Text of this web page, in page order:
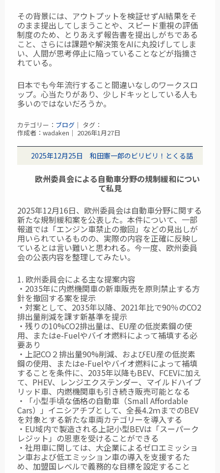
その背景には、アウトプットを検証せずAI結果をそ
のまま提出してしまうことや、スピード重視の評価
制度のため、とりあえず報告書を提出しがちである
こと、さらには課題や解決策をAIに丸投げしてしま
い、人間が思考停止に陥っていることなどが指摘さ
れている。
日本でも今年流行すること間違いなしのワークスロ
ップ。心当たりがあり、少しドキッとしている人も
多いのではないだろうか。
カテゴリー： ブログ ｜ タグ：
作成者：wadaken｜ 2026年1月27日
2025年12月25日 和田憲一郎のビリビリ！とくる話
欧州委員会による自動車分野の規制緩和につい
て私見
2025年12月16日、欧州委員会は自動車分野に関する
新たな規制緩和案を公表した。本件について、一部
報道では「エンジン車禁止の撤回」などの見出しが
用いられているものの、実際の内容を正確に反映し
ているとは言い難いと思われる。今一度、欧州委員
会の公表内容を整理してみたい。
1. 欧州委員会による主な提案内容
・2035年に内燃機関車の新車販売を原則禁止する方
針を撤回する案を提示
・対案として、2035年以降、2021年比で90％のCO2
排出量削減を課す新基準を提示
・残りの10%CO2排出量は、EU産の低炭素鋼の使
用、またはe-Fuelやバイオ燃料によって補填する必
要あり
・上記CO２排出量90%削減、およびEU産の低炭素
鋼の使用、またはe-Fuelやバイオ燃料によって補填
することを条件に、2035年以降もBEV、FCEVに加え
て、PHEV、レンジエクステンダー、マイルドハイブ
リッド車、内燃機関車も引き続き販売可能となる
・「小型手頃な価格の自動車（Small Affordable
Cars）」イニシアチブとして、全長4.2ｍまでのBEV
を対象とする新たな車両カテゴリーを導入する
・EU域内で製造される上記小型BEVは「スーパーク
レジット」の恩恵を受けることができる
・社用車に関しては、大企業によるゼロエミッショ
ン車および低エミッション車の導入を支援するた
め、加盟国レベルで義務的な目標を設定すること